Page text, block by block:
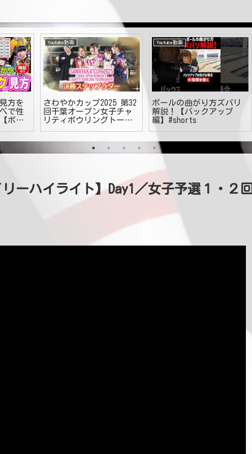
方を
で性
ボウ
Youtube動画
さわやかカップ2025 第32
回千葉オープン女子チャ
リティボウリングトーナ
Youtube動画
ボールの曲がり方ズバリ
解説！【バックアップ
編】#shorts
ーハイライト】Day1／女子予選１・２回